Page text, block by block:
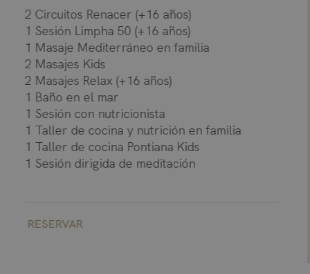
2 Circuitos Renacer (+16 años)
1 Sesión Limpha 50 (+16 años)
1 Masaje Mediterráneo en familia
2 Masajes Kids
2 Masajes Relax (+16 años)
1 Baño en el mar
1 Sesión con nutricionista
1 Taller de cocina y nutrición en familia
1 Taller de cocina Pontiana Kids
1 Sesión dirigida de meditación
RESERVAR